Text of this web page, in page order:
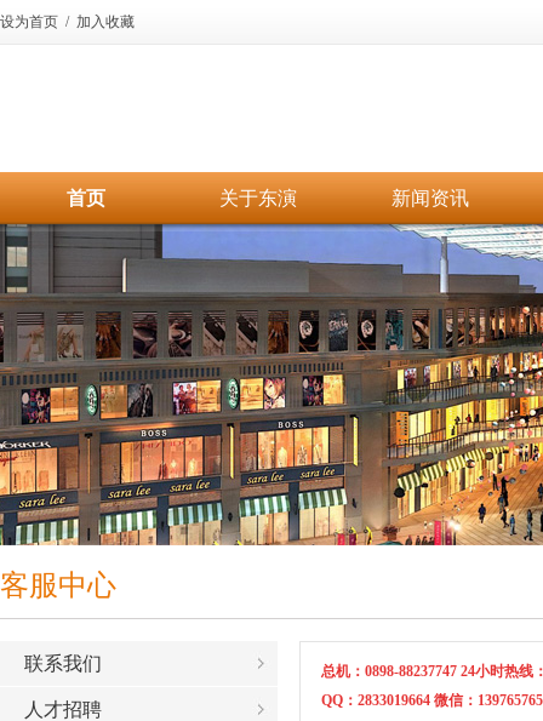
设为首页 / 加入收藏
首页 关于东演 新闻资讯
客服中心
联系我们
人才招聘
总机：0898-88237747 24小时热线
QQ：2833019664 微信：